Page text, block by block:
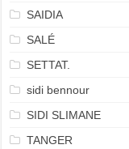
SAIDIA
SALÉ
SETTAT.
sidi bennour
SIDI SLIMANE
TANGER